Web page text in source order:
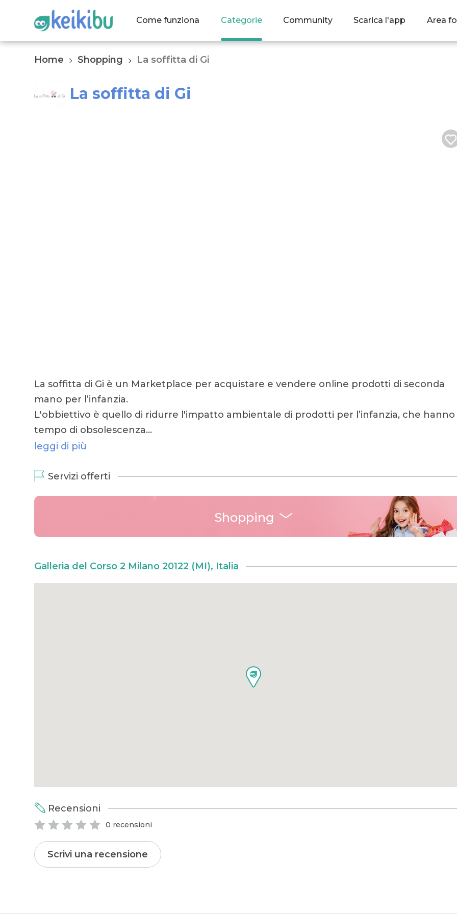
Come funziona Categorie Community Scarica l'app Area
Home Shopping La soffitta di Gi
La soffitta di Gi
La soffitta di Gi è un Marketplace per acquistare e vendere online prodotti di seconda
mano per l’infanzia.
L'obbiettivo è quello di ridurre l'impatto ambientale di prodotti per l’infanzia, che
tempo di obsolescenza…
leggi di più
Servizi offerti
Shopping
Galleria del Corso 2 Milano 20122 (MI), Italia
Recensioni
0 recensioni
Scrivi una recensione